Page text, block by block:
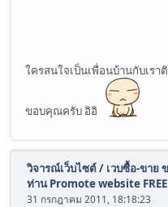
ใครสนใจเป็นเพื่อนบ้านกับเร
ขอบคุณครับ อิอิ
วิจารณ์เว็บไซต์/ เวบซื้อ-ขาย
ท่าน Promote website
31 กรกฎาคม 2011, 18:18:23